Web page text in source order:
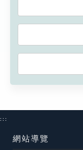
:::
網站導覽